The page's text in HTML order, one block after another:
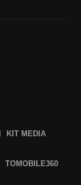
KIT MEDIA
TOMOBILE360